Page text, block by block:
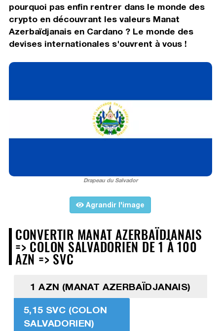
pourquoi pas enfin rentrer dans le monde des
crypto en découvrant les valeurs Manat
Azerbaïdjanais en Cardano ? Le monde des
devises internationales s'ouvrent à vous !
Drapeau du Salvador
Agrandir l'image
CONVERTIR MANAT AZERBAÏDJANAIS
=> COLON SALVADORIEN DE 1 À 100
AZN => SVC
1 AZN (MANAT AZERBAÏDJANAIS)
5,15 SVC (COLON
SALVADORIEN)